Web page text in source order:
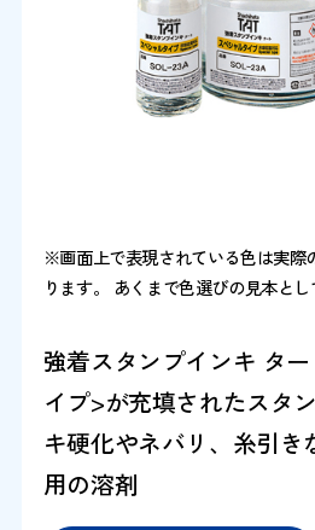
※画面上で表現されている色は実際
ります。 あくまで色選びの見本とし
強着スタンプインキ タ
イプ>が充填されたスタ
キ硬化やネバリ、糸引き
用の溶剤